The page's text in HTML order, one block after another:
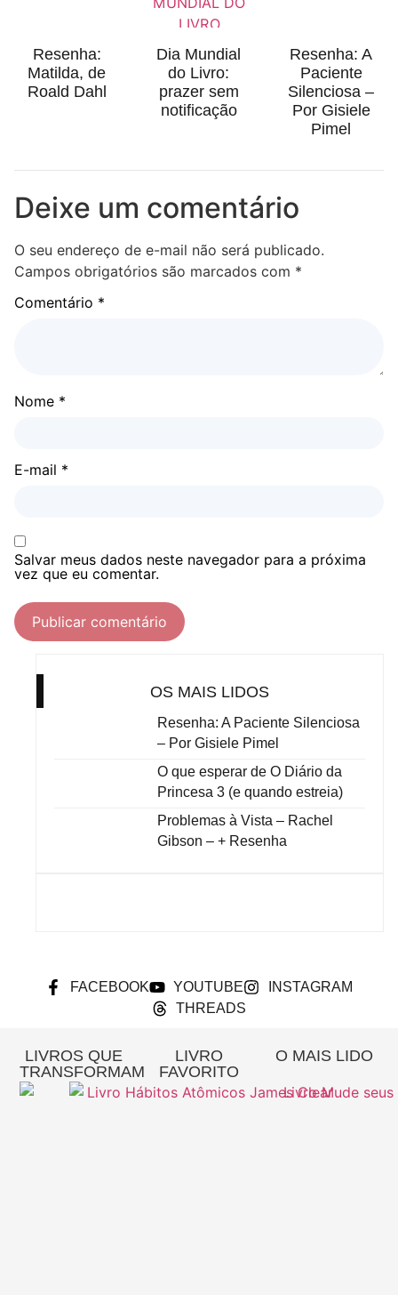
Resenha:
Matilda, de
Roald Dahl
Dia Mundial
do Livro:
prazer sem
notificação
Resenha: A
Paciente
Silenciosa –
Por Gisiele
Pimel
Deixe um comentário
O seu endereço de e-mail não será publicado.
Campos obrigatórios são marcados com *
Comentário *
Nome *
E-mail *
Salvar meus dados neste navegador para a próxima
vez que eu comentar.
OS MAIS LIDOS
Resenha: A Paciente Silenciosa
– Por Gisiele Pimel
O que esperar de O Diário da
Princesa 3 (e quando estreia)
Problemas à Vista – Rachel
Gibson – + Resenha
FACEBOOK YOUTUBE
INSTAGRAM
THREADS
LIVROS QUE
TRANSFORMAM
LIVRO
FAVORITO
O MAIS LIDO